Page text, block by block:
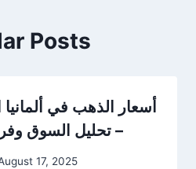
Posts
– تحليل السوق
17, 2025